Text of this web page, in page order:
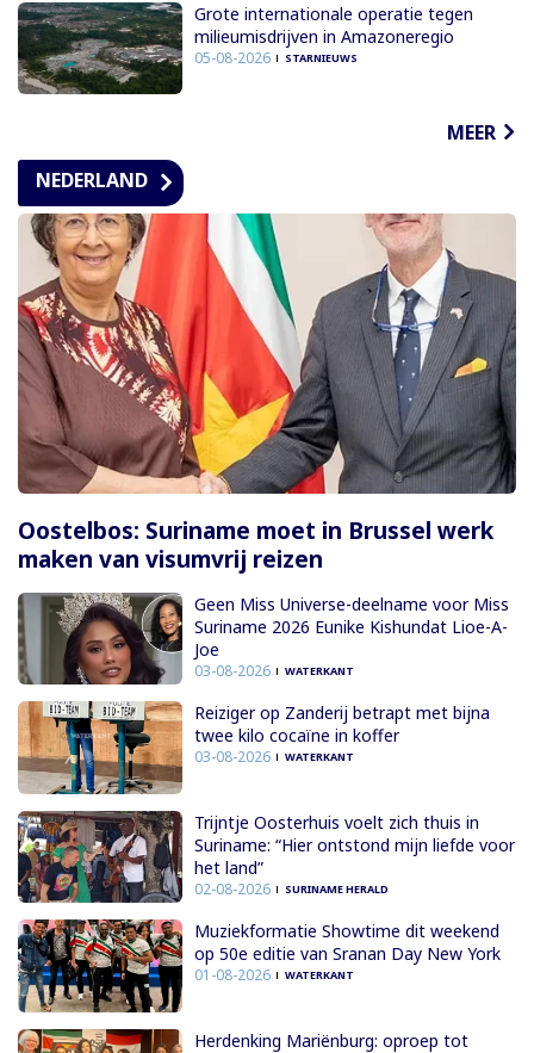
Grote internationale operatie tegen
milieumisdrijven in Amazoneregio
05-08-2026 STARNIEUWS
MEER
NEDERLAND
Oostelbos: Suriname moet in Brussel werk
maken van visumvrij reizen
Geen Miss Universe-deelname voor Miss
Suriname 2026 Eunike Kishundat Lioe-A-
Joe
03-08-2026 WATERKANT
Reiziger op Zanderij betrapt met bijna
twee kilo cocaïne in koffer
03-08-2026 WATERKANT
Trijntje Oosterhuis voelt zich thuis in
Suriname: “Hier ontstond mijn liefde voor
het land”
02-08-2026 SURINAME HERALD
Muziekformatie Showtime dit weekend
op 50e editie van Sranan Day New York
01-08-2026 WATERKANT
Herdenking Mariënburg: oproep tot